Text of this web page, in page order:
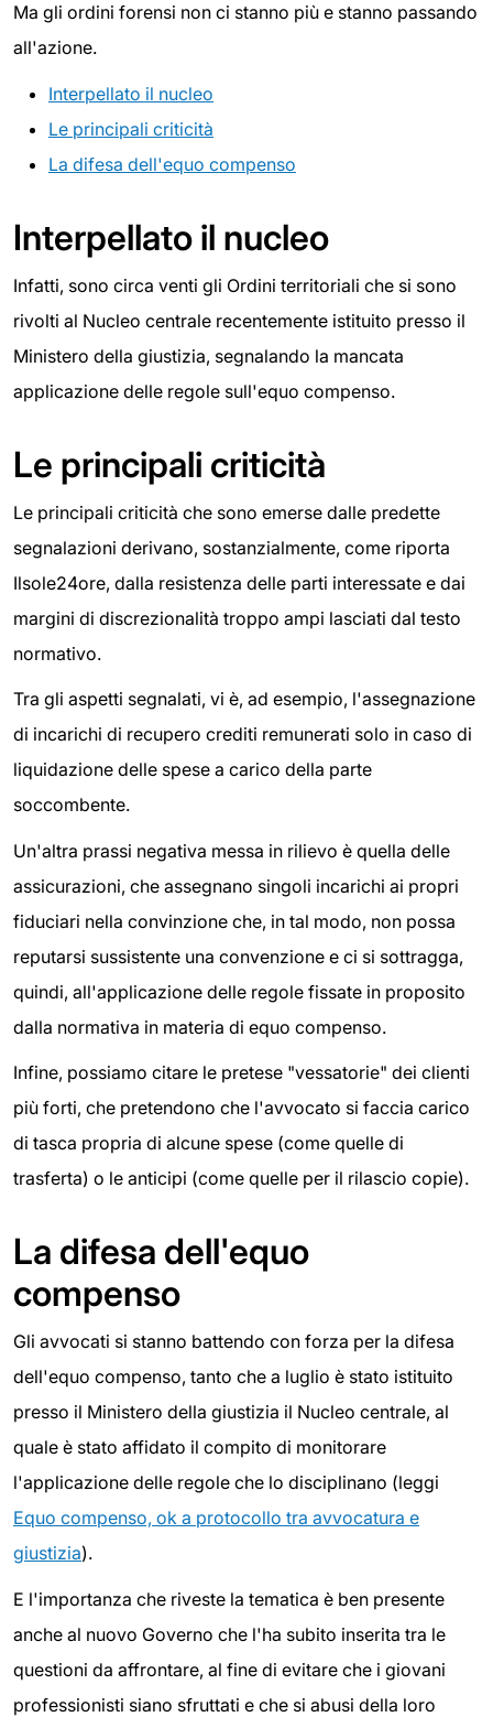
Ma gli ordini forensi non ci stanno più e stanno passando
all'azione.
Interpellato il nucleo
Le principali criticità
La difesa dell'equo compenso
Interpellato il nucleo
Infatti, sono circa venti gli Ordini territoriali che si sono
rivolti al Nucleo centrale recentemente istituito presso il
Ministero della giustizia, segnalando la mancata
applicazione delle regole sull'equo compenso.
Le principali criticità
Le principali criticità che sono emerse dalle predette
segnalazioni derivano, sostanzialmente, come riporta
Ilsole24ore, dalla resistenza delle parti interessate e dai
margini di discrezionalità troppo ampi lasciati dal testo
normativo.
Tra gli aspetti segnalati, vi è, ad esempio, l'assegnazione
di incarichi di recupero crediti remunerati solo in caso di
liquidazione delle spese a carico della parte
soccombente.
Un'altra prassi negativa messa in rilievo è quella delle
assicurazioni, che assegnano singoli incarichi ai propri
fiduciari nella convinzione che, in tal modo, non possa
reputarsi sussistente una convenzione e ci si sottragga,
quindi, all'applicazione delle regole fissate in proposito
dalla normativa in materia di equo compenso.
Infine, possiamo citare le pretese "vessatorie" dei clienti
più forti, che pretendono che l'avvocato si faccia carico
di tasca propria di alcune spese (come quelle di
trasferta) o le anticipi (come quelle per il rilascio copie).
La difesa dell'equo
compenso
Gli avvocati si stanno battendo con forza per la difesa
dell'equo compenso, tanto che a luglio è stato istituito
presso il Ministero della giustizia il Nucleo centrale, al
quale è stato affidato il compito di monitorare
l'applicazione delle regole che lo disciplinano (leggi
Equo compenso, ok a protocollo tra avvocatura e
giustizia).
E l'importanza che riveste la tematica è ben presente
anche al nuovo Governo che l'ha subito inserita tra le
questioni da affrontare, al fine di evitare che i giovani
professionisti siano sfruttati e che si abusi della loro